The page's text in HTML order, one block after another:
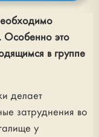
Особенно это
в группе
делает
затруднения во
у